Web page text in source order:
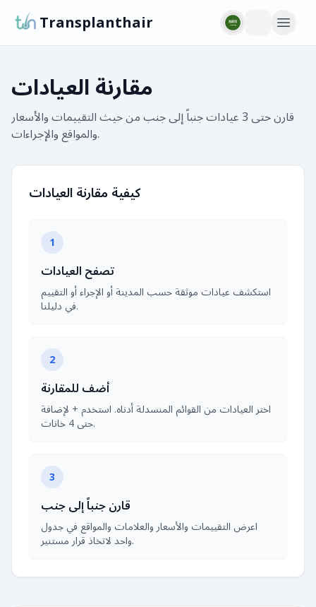
Transplanthair
مقارنة العيادات
قارن حتى 3 عيادات جنباً إلى جنب من حيث التقييمات والأسعار
والمواقع والإجراءات.
كيفية مقارنة العيادات
1
تصفح العيادات
استكشف عيادات موثقة حسب المدينة أو الإجراء أو التقييم
في دليلنا.
2
أضف للمقارنة
اختر العيادات من القوائم المنسدلة أدناه. استخدم + لإضافة
حتى 4 خانات.
3
قارن جنباً إلى جنب
اعرض التقييمات والأسعار والعلامات والمواقع في جدول
واحد لاتخاذ قرار مستنير.